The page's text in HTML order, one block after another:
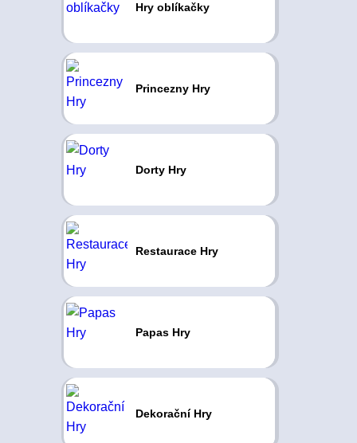
Hry oblíkačky
Princezny Hry
Dorty Hry
Restaurace Hry
Papas Hry
Dekorační Hry